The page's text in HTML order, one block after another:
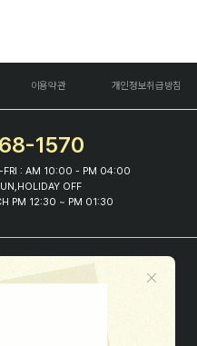
이용약관 개인정보취급방침
1570
FRI : AM 10:00 - PM 04:00
OFF
PM 12:30 ~ PM 01:30